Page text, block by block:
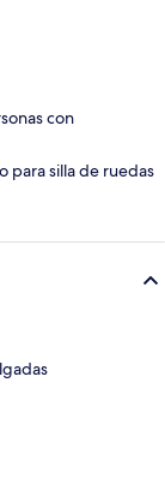
con
para silla de ruedas